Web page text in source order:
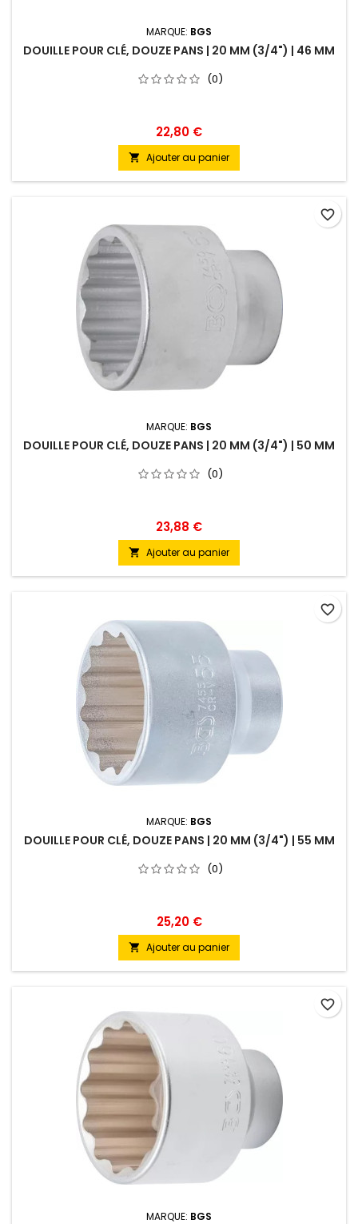
MARQUE: BGS
DOUILLE POUR CLÉ, DOUZE PANS | 20 MM (3/4") | 46 MM
(0)
22,80 €
 Ajouter au panier
MARQUE: BGS
DOUILLE POUR CLÉ, DOUZE PANS | 20 MM (3/4") | 50 MM
(0)
23,88 €
 Ajouter au panier
favorite_border
MARQUE: BGS
DOUILLE POUR CLÉ, DOUZE PANS | 20 MM (3/4") | 55 MM
(0)
25,20 €
 Ajouter au panier
favorite_border
MARQUE: BGS
favorite_border